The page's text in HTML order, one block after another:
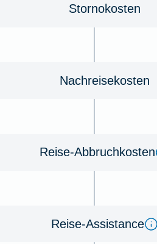
Stornokosten
Nachreisekosten
Reise-Abbruchkosten
Reise-Assistance